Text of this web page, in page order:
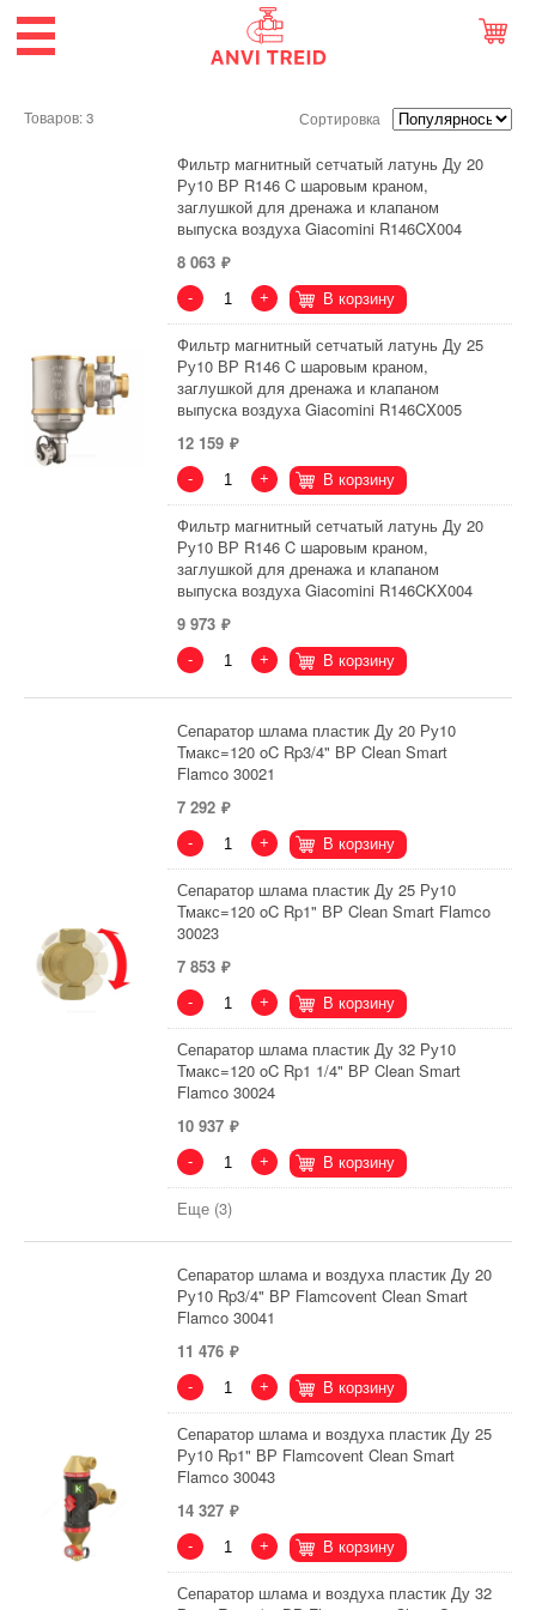
Товаров: 3 Сортировка
Фильтр магнитный сетчатый латунь Ду 20
Ру10 ВР R146 C шаровым краном,
заглушкой для дренажа и клапаном
выпуска воздуха Giacomini R146CX004
8 063
- + В корзину
Фильтр магнитный сетчатый латунь Ду 25
Ру10 ВР R146 C шаровым краном,
заглушкой для дренажа и клапаном
выпуска воздуха Giacomini R146CX005
12 159
- + В корзину
Фильтр магнитный сетчатый латунь Ду 20
Ру10 ВР R146 C шаровым краном,
заглушкой для дренажа и клапаном
выпуска воздуха Giacomini R146CKX004
9 973
- + В корзину
Сепаратор шлама пластик Ду 20 Ру10
Тмакс=120 oC Rp3/4" ВР Clean Smart
Flamco 30021
7 292
- + В корзину
Сепаратор шлама пластик Ду 25 Ру10
Тмакс=120 oC Rp1" ВР Clean Smart Flamco
30023
7 853
- + В корзину
Сепаратор шлама пластик Ду 32 Ру10
Тмакс=120 oC Rp1 1/4" ВР Clean Smart
Flamco 30024
10 937
- + В корзину
Еще (3)
Сепаратор шлама и воздуха пластик Ду 20
Ру10 Rp3/4" ВР Flamcovent Clean Smart
Flamco 30041
11 476
- + В корзину
Сепаратор шлама и воздуха пластик Ду 25
Ру10 Rp1" ВР Flamcovent Clean Smart
Flamco 30043
14 327
- + В корзину
Сепаратор шлама и воздуха пластик Ду 32